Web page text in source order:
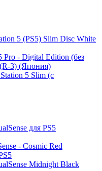
5 (PS5) Slim Disc White
Pro - Digital Edition (без
3) (Япония)
5 Slim (с
для PS5
- Cosmic Red
Midnight Black